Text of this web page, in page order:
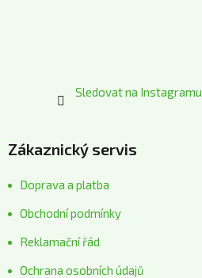
Sledovat na Instagramu
Zákaznický servis
Doprava a platba
Obchodní podmínky
Reklamační řád
Ochrana osobních údajů